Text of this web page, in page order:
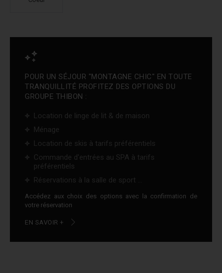
POUR UN SÉJOUR "MONTAGNE CHIC" EN TOUTE
TRANQUILLITÉ PROFITEZ DES OPTIONS DU
GROUPE THIBON :
Location de linge de lit & de maison
Ménage
Location de skis à tarifs préférentiels
Commande d'entrées au SPA à tarifs
préférentiels
Réservations à la salle de sport ...
Accédez aux choix des options avec la confirmation de
votre réservation
EN SAVOIR +